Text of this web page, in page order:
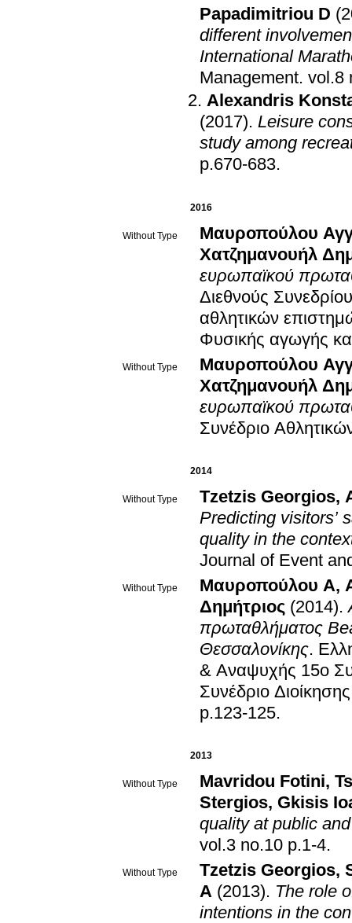
Papadimitriou D
different
International
Management.
Alexandris
(2017). Leisure
study among
p.670-683.
2016
Without Type
Μαυροπούλου
Χατζημανουήλ
ευρωπαϊκού
Διεθνούς
αθλητικών
Φυσικής αγωγής
Without Type
Μαυροπούλου
Χατζημανουήλ
ευρωπαϊκού
Συνέδριο
2014
Without Type Tzetzis Georgios,
Predicting visitors’
quality in the
Journal of Event
Without Type Μαυροπούλου Α,
Δημήτριος (2014).
πρωταθλήματος
Θεσσαλονίκης.
& Αναψυχής 15ο
Συνέδριο
p.123-125.
2013
Without Type Mavridou Fotini,
Stergios, Gkisis
quality at public
vol.3 no.10 p.1-4.
Without Type Tzetzis Georgios,
A (2013). The role
intentions in the